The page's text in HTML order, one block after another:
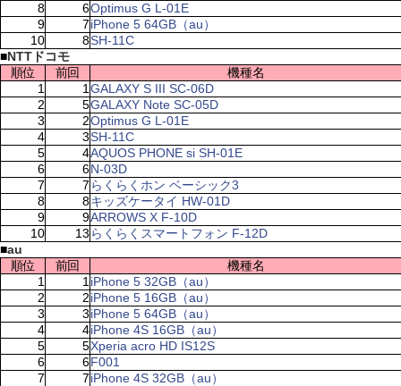
8
6Optimus G L-01E
9
7iPhone 5 64GB（au）
10
8SH-11C
■NTTドコモ
順位
前回
機種名
1
1 GALAXY S III SC-06D
2
5GALAXY Note SC-05D
3
2Optimus G L-01E
4
3SH-11C
5
4AQUOS PHONE si SH-01E
6
6N-03D
7
7 らくらくホン ベーシック3
8
8キッズケータイ HW-01D
9
9ARROWS X F-10D
10
13 らくらくスマートフォン F-12D
■au
順位
前回
機種名
1
1 iPhone 5 32GB（au）
2
2iPhone 5 16GB（au）
3
3iPhone 5 64GB（au）
4
4iPhone 4S 16GB（au）
5
5Xperia acro HD IS12S
6
6F001
7
7iPhone 4S 32GB（au）